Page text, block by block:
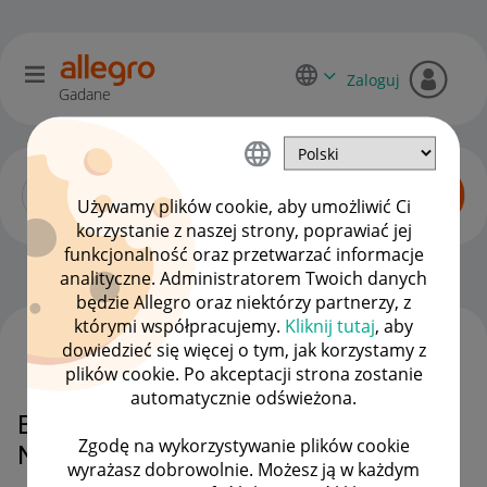
Używamy plików cookie, aby umożliwić Ci
korzystanie z naszej strony, poprawiać jej
funkcjonalność oraz przetwarzać informacje
analityczne. Administratorem Twoich danych
będzie Allegro oraz niektórzy partnerzy, z
którymi współpracujemy. Kliknij tutaj, aby
dowiedzieć się więcej o tym, jak korzystamy z
plików cookie. Po akceptacji strona zostanie
automatycznie odświeżona.
Zgodę na wykorzystywanie plików cookie
wyrażasz dobrowolnie. Możesz ją w każdym
Gadane
Zaloguj
Zaawansowani sprzedawcy OPCJE
Brak oznaczenia Gwarancja
Najniższej Ceny
WSZYSTKIE TEMATY